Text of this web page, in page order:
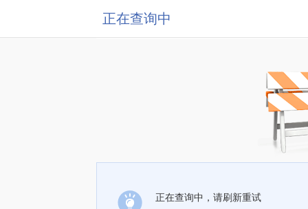
正在查询中
正在查询中，请刷新重试